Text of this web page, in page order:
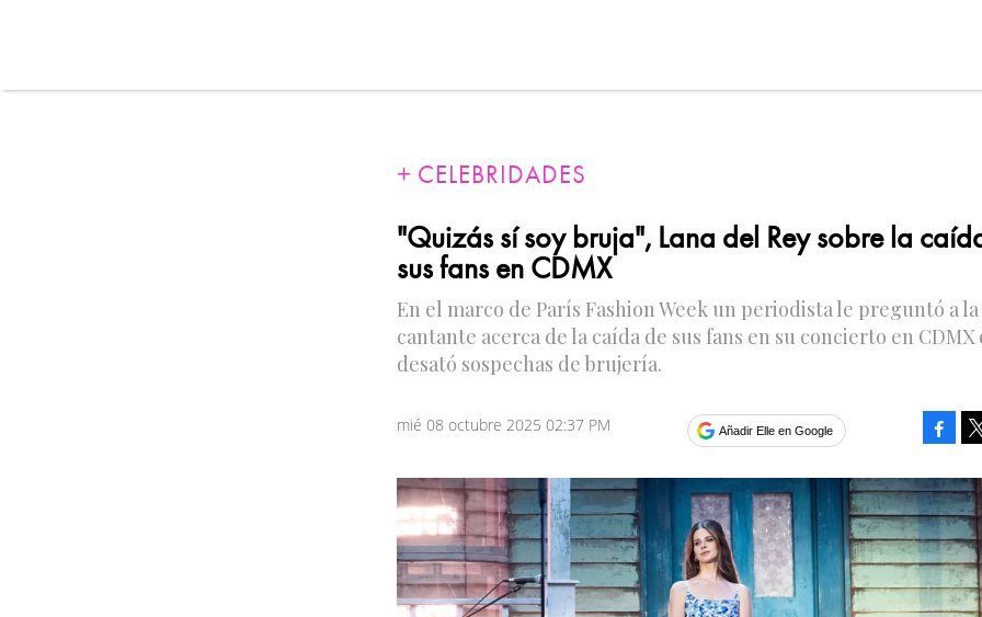
CELEBRIDADES
"Quizás sí soy bruja", Lana del Rey sobre la
sus fans en CDMX
En el marco de París Fashion Week un periodista le preguntó a la
cantante acerca de la caída de sus fans en su concierto en CDMX
desató sospechas de brujería.
mié 08 octubre 2025 02:37 PM Añadir Elle en Google